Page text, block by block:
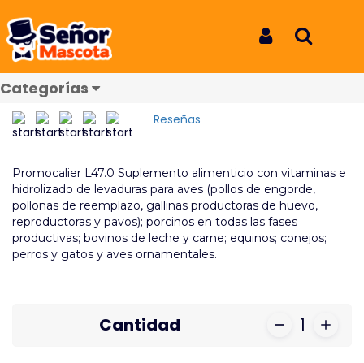
Categorías
Promocalier L47 x 20ml
Promocalier L47 x 20ml
REF: 8144
Reseñas
Promocalier L47.0 Suplemento alimenticio con vitaminas e
hidrolizado de levaduras para aves (pollos de engorde,
pollonas de reemplazo, gallinas productoras de huevo,
reproductoras y pavos); porcinos en todas las fases
productivas; bovinos de leche y carne; equinos; conejos;
perros y gatos y aves ornamentales.
Cantidad 1